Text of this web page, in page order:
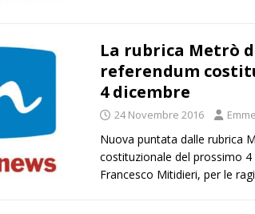
La rubrica Metrò
referendum
4 dicembre
24 Novembre 2016
Nuova puntata dalle rubrica
costituzionale del prossimo
Francesco Mitidieri, per le